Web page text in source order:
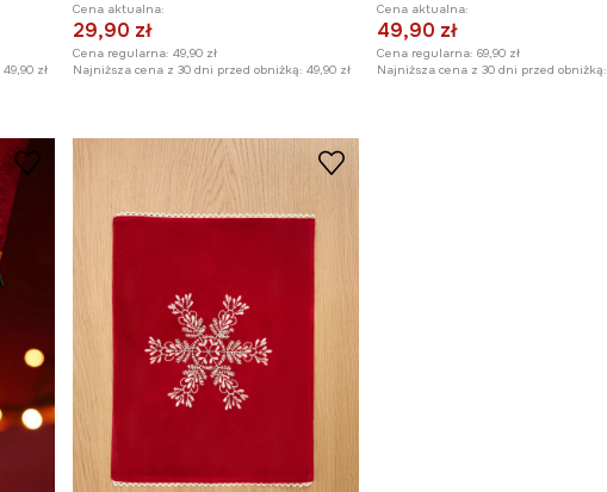
49,90 zł
Cena aktualna:
29,90 zł
Cena regularna: 49,90 zł
Najniższa cena z 30 dni przed obniżką: 49,90 zł
Cena aktualna:
49,90 zł
Cena regularna: 69,90 zł
Najniższa cena z 30 dni przed obniżką: